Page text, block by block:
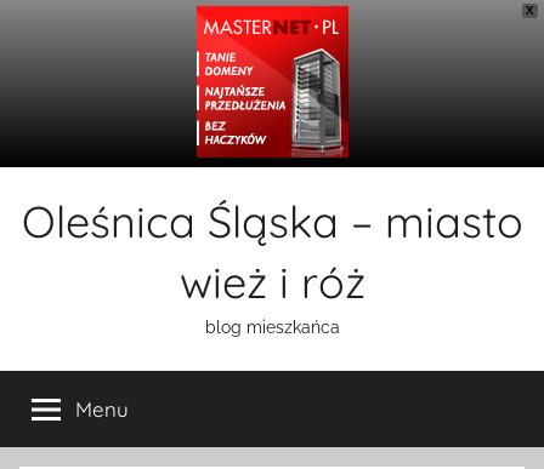
X
Oleśnica Śląska – miasto
wież i róż
blog mieszkańca
Menu